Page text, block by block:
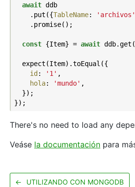
await ddb
    .put({
TableName: 'archivos'
    .promise();
const {Item} = await
  expect(Item).toEqual({
id : '1' ,
hola: 'mundo' ,
  });
There's no need to load any
Veáse la documentación para
← UTILIZANDO CON MONGODB